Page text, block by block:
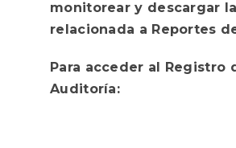
monitorear y descargar
relacionada a Reportes
Para acceder al Registro
Auditoría: